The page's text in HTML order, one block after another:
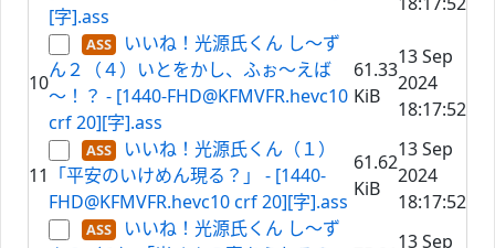
[字].ass
10
いいね！光源氏くん し～ず
ん２（４）いとをかし、ふぉ～えば
～！？ - [1440-FHD@KFMVFR.hevc10
crf 20][字].ass
61.33
KiB
13 Sep
2024
18:17:52
11
いいね！光源氏くん（１）
「平安のいけめん現る？」 - [1440-
FHD@KFMVFR.hevc10 crf 20][字].ass
61.62
KiB
13 Sep
2024
18:17:52
いいね！光源氏くん し～ず
13 Sep